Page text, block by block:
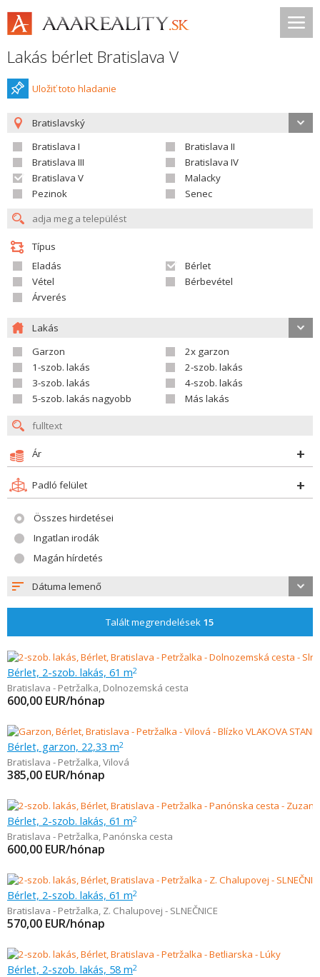
Lakás bérlet Bratislava V
Uložiť toto hladanie
Bratislavský
Bratislava I
Bratislava II
Bratislava III
Bratislava IV
Bratislava V
Malacky
Pezinok
Senec
Típus
Eladás
Bérlet
Vétel
Bérbevétel
Árverés
Lakás
Garzon
2x garzon
1-szob. lakás
2-szob. lakás
3-szob. lakás
4-szob. lakás
5-szob. lakás nagyobb
Más lakás
Ár
Padló felület
Összes hirdetései
Ingatlan irodák
Magán hírdetés
Dátuma lemenő
Talált megrendelések 15
Bérlet, 2-szob. lakás, 61 m2
Bratislava - Petržalka, Dolnozemská cesta
600,00 EUR/hónap
Bérlet, garzon, 22,33 m2
Bratislava - Petržalka,Vilová
385,00 EUR/hónap
Bérlet, 2-szob. lakás, 61 m2
Bratislava - Petržalka, Panónska cesta
600,00 EUR/hónap
Bérlet, 2-szob. lakás, 61 m2
Bratislava - Petržalka, Z. Chalupovej - SLNEČNICE
570,00 EUR/hónap
Bérlet, 2-szob. lakás, 58 m2